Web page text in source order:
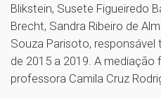
Blikstein, Susete Figueiredo
Brecht, Sandra Ribeiro de
Souza Parisoto, responsável
de 2015 a 2019. A
professora Camila Cruz